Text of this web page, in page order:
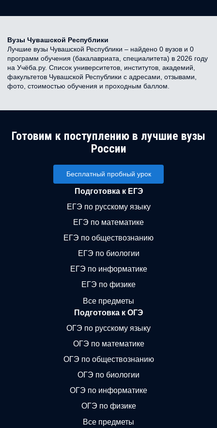
Вузы Чувашской Республики
Лучшие вузы Чувашской Республики – найдено 0 вузов и 0
программ обучения (бакалавриата, специалитета) в 2026 году
на Учёба.ру. Список университетов, институтов, академий,
факультетов Чувашской Республики с адресами, отзывами,
фото, стоимостью обучения и проходным баллом.
Готовим к поступлению в лучшие вузы
России
Бесплатный пробный урок
Подготовка к ЕГЭ
ЕГЭ по русскому языку
ЕГЭ по математике
ЕГЭ по обществознанию
ЕГЭ по биологии
ЕГЭ по информатике
ЕГЭ по физике
Все предметы
Подготовка к ОГЭ
ОГЭ по русскому языку
ОГЭ по математике
ОГЭ по обществознанию
ОГЭ по биологии
ОГЭ по информатике
ОГЭ по физике
Все предметы